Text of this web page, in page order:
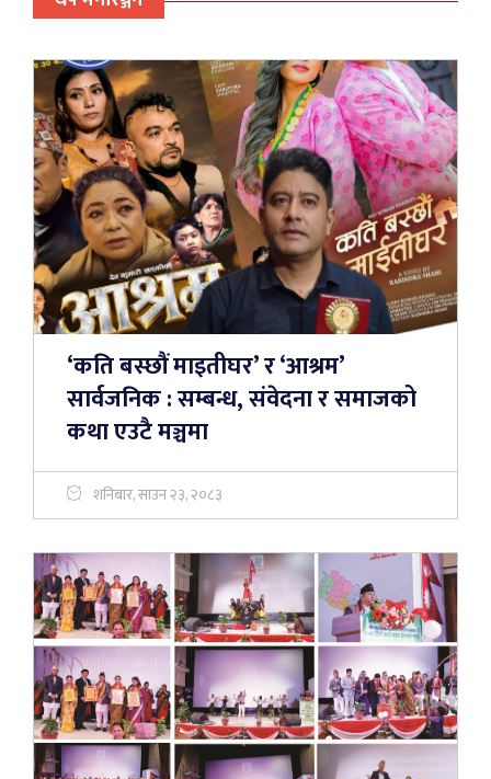
‘कति बस्छौं माइतीघर’ र ‘आश्रम’
सार्वजनिक : सम्बन्ध, संवेदना र समाजको
कथा एउटै मञ्चमा
शनिबार, साउन २३, २०८३